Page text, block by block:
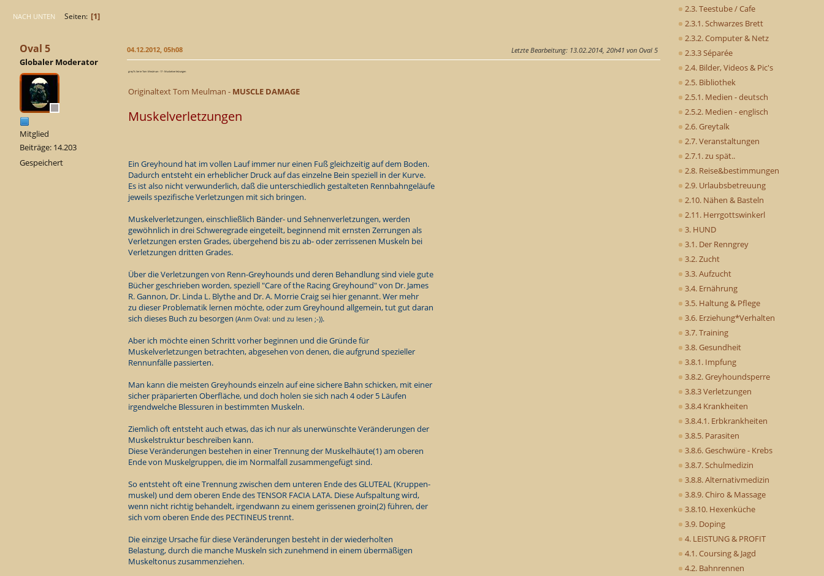
2.3. Teestube / Cafe
2.3.1. Schwarzes Brett
2.3.2. Computer & Netz
2.3.3 Séparée
2.4. Bilder, Videos & Pic's
2.5. Bibliothek
2.5.1. Medien - deutsch
2.5.2. Medien - englisch
2.6. Greytalk
2.7. Veranstaltungen
2.7.1. zu spät..
2.8. Reise&bestimmungen
2.9. Urlaubsbetreuung
2.10. Nähen & Basteln
2.11. Herrgottswinkerl
3. HUND
3.1. Der Renngrey
3.2. Zucht
3.3. Aufzucht
3.4. Ernährung
3.5. Haltung & Pflege
3.6. Erziehung*Verhalten
3.7. Training
3.8. Gesundheit
3.8.1. Impfung
3.8.2. Greyhoundsperre
3.8.3 Verletzungen
3.8.4 Krankheiten
3.8.4.1. Erbkrankheiten
3.8.5. Parasiten
3.8.6. Geschwüre - Krebs
3.8.7. Schulmedizin
3.8.8. Alternativmedizin
3.8.9. Chiro & Massage
3.8.10. Hexenküche
3.9. Doping
4. LEISTUNG & PROFIT
4.1. Coursing & Jagd
4.2. Bahnrennen
NACH UNTEN Seiten 1
Oval 5
Globaler Moderator
Mitglied
Beiträge: 14.203
Gespeichert
04.12.2012, 05h08 Letzte Bearbeitung: 13.02.2014, 20h41 von Oval 5
greyTs Serie Tom Meulman - 17 - Muskelverletzungen
Originaltext Tom Meulman - MUSCLE DAMAGE
Muskelverletzungen
Ein Greyhound hat im vollen Lauf immer nur einen Fuß gleichzeitig auf dem Boden.
Dadurch entsteht ein erheblicher Druck auf das einzelne Bein speziell in der Kurve.
Es ist also nicht verwunderlich, daß die unterschiedlich gestalteten Rennbahngeläufe
jeweils spezifische Verletzungen mit sich bringen.
Muskelverletzungen, einschließlich Bänder- und Sehnenverletzungen, werden
gewöhnlich in drei Schweregrade eingeteilt, beginnend mit ernsten Zerrungen als
Verletzungen ersten Grades, übergehend bis zu ab- oder zerrissenen Muskeln bei
Verletzungen dritten Grades.
Über die Verletzungen von Renn-Greyhounds und deren Behandlung sind viele gute
Bücher geschrieben worden, speziell"Care of the Racing Greyhound" von Dr. James
R. Gannon, Dr. Linda L. Blythe and Dr. A. Morrie Craigsei hier genannt. Wer mehr
zu dieser Problematik lernen möchte, oder zum Greyhound allgemein, tut gut daran
sich dieses Buch zu besorgen (Anm Oval: und zu lesen ;-)).
Aber ich möchte einen Schritt vorher beginnen und die Gründe für
Muskelverletzungen betrachten, abgesehen von denen, die aufgrund spezieller
Rennunfälle passierten.
Man kann die meisten Greyhounds einzeln auf eine sichere Bahn schicken, mit einer
sicher präparierten Oberfläche, und doch holen sie sich nach 4 oder 5 Läufen
irgendwelche Blessuren in bestimmten Muskeln.
Ziemlich oft entsteht auch etwas, das ich nur als unerwünschte Veränderungen der
Muskelstruktur beschreiben kann.
Diese Veränderungen bestehen in einer Trennung der Muskelhäute(1) am oberen
Ende von Muskelgruppen, die im Normalfall zusammengefügt sind.
So entsteht oft eine Trennung zwischen dem unteren Ende desGLUTEAL(Kruppen-
muskel) und dem oberen Ende des TENSOR FACIA LATA. Diese Aufspaltung wird,
wenn nicht richtig behandelt, irgendwann zu einem gerissenen groin(2) führen, der
sich vom oberen Ende des PECTINEUS trennt.
Die einzige Ursache für diese Veränderungen besteht in der wiederholten
Belastung, durch die manche Muskeln sich zunehmend in einem übermäßigen
Muskeltonus zusammenziehen.